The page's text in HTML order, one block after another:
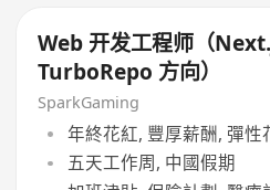
Web 开发工程师（
TurboRepo 方向）
SparkGaming
年終花紅, 豐厚薪酬, 彈性
五天工作周, 中國假期